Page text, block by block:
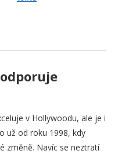
v Hollywoodu, ale je i
už od roku 1998, kdy
změně. Navíc se neztratí